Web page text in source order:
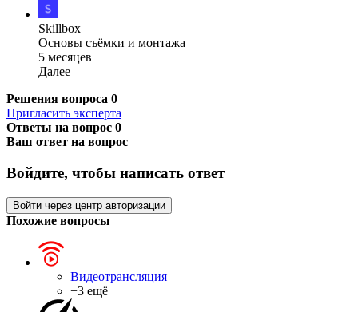
Skillbox
Основы съёмки и монтажа
5 месяцев
Далее
Решения вопроса 0
Пригласить эксперта
Ответы на вопрос 0
Ваш ответ на вопрос
Войдите, чтобы написать ответ
Войти через центр авторизации
Похожие вопросы
Видеотрансляция
+3 ещё